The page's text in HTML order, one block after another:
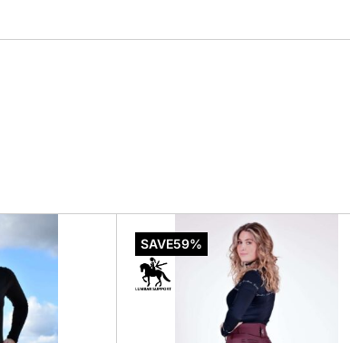
SAVE59%
vare
har
flere
Mulighederne